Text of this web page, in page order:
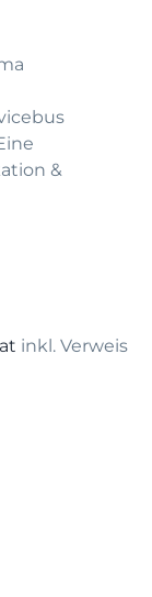
&
inkl. Verweis